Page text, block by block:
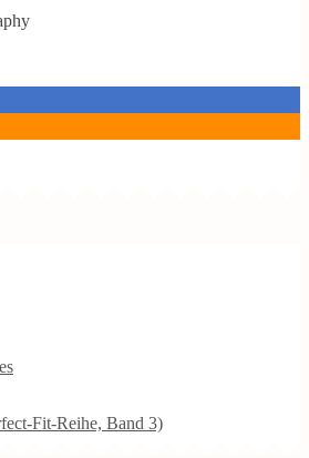
Fit-Reihe, Band 3)